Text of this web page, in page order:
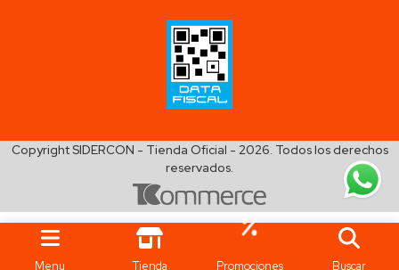
Menu Tienda Promociones Buscar
Copyright SIDERCON - Tienda Oficial - 2026. Todos los derechos
reservados.